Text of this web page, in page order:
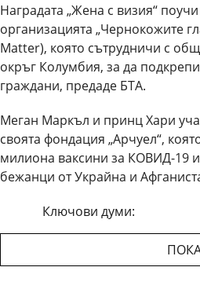
Наградата „Жена с визия“
организацията „Чернокожите
Matter), която сътрудничи с
окръг Колумбия, за да
граждани, предаде БТА.
Меган Маркъл и принц Хари
своята фондация „Арчуел“,
милиона ваксини за КОВИД-19
бежанци от Украйна и
Ключови думи: